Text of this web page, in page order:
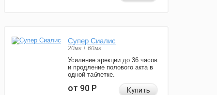
Супер Сиалис
20мг + 60мг
Усиление эрекции до 36 часов
и продление полового акта в
одной таблетке.
от 90Р Купить